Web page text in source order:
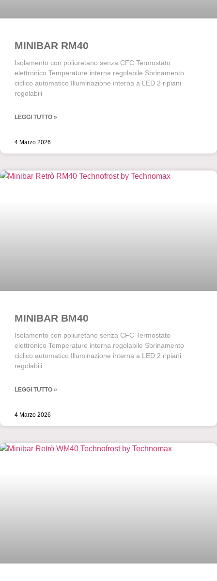
MINIBAR RM40
Isolamento con poliuretano senza CFC Termostato
elettronico Temperature interna regolabile Sbrinamento
ciclico automatico Illuminazione interna a LED 2 ripiani
regolabili
LEGGI TUTTO »
4 Marzo 2026
MINIBAR BM40
Isolamento con poliuretano senza CFC Termostato
elettronico Temperature interna regolabile Sbrinamento
ciclico automatico Illuminazione interna a LED 2 ripiani
regolabili
LEGGI TUTTO »
4 Marzo 2026